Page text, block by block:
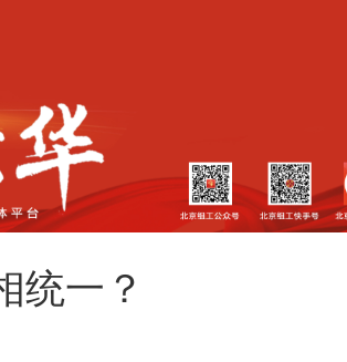
统一？